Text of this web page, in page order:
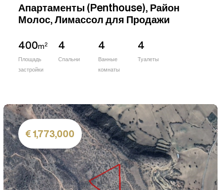
Апартаменты (Penthouse), Район
Молос, Лимассол для Продажи
400m2
Площадь
застройки
4
Спальни
4
Ванные
комнаты
4
Туалеты
1,773,000